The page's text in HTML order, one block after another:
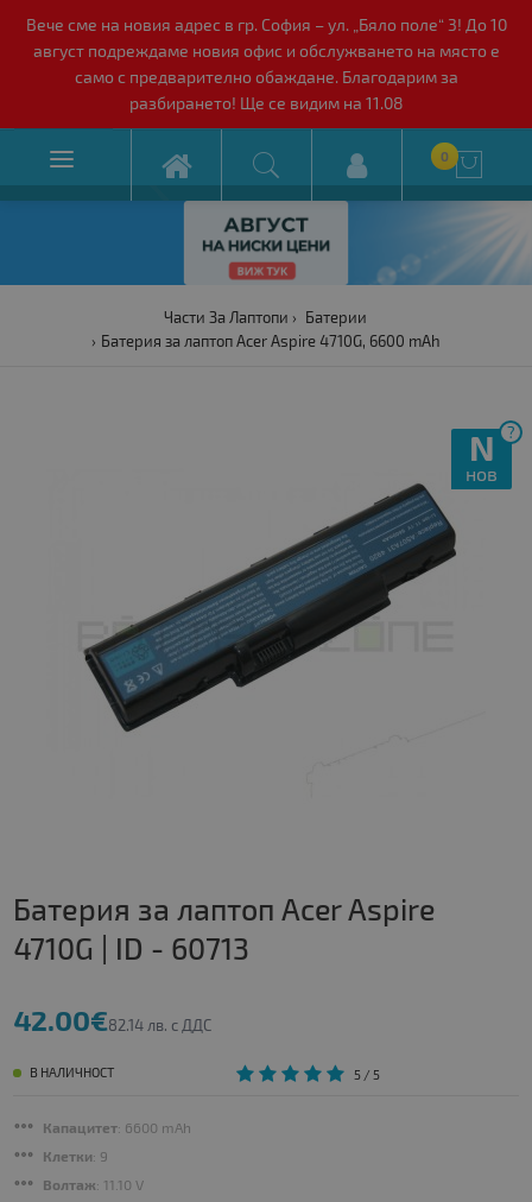
Вече сме на новия адрес в гр. София – ул. „Бяло поле“ 3! До 10
август подреждаме новия офис и обслужването на място е
само с предварително обаждане. Благодарим за
разбирането! Ще се видим на 11.08
 0 
Части За Лаптопи
Батерии
Батерия за лаптоп Acer Aspire 4710G, 6600 mAh
?
N
нов
Батерия за лаптоп Acer Aspire
4710G | ID - 60713
42.00€82.14 лв. с ДДС
В НАЛИЧНОСТ 5/ 5
Капацитет: 6600 mAh
Клетки: 9
Волтаж: 11.10 V